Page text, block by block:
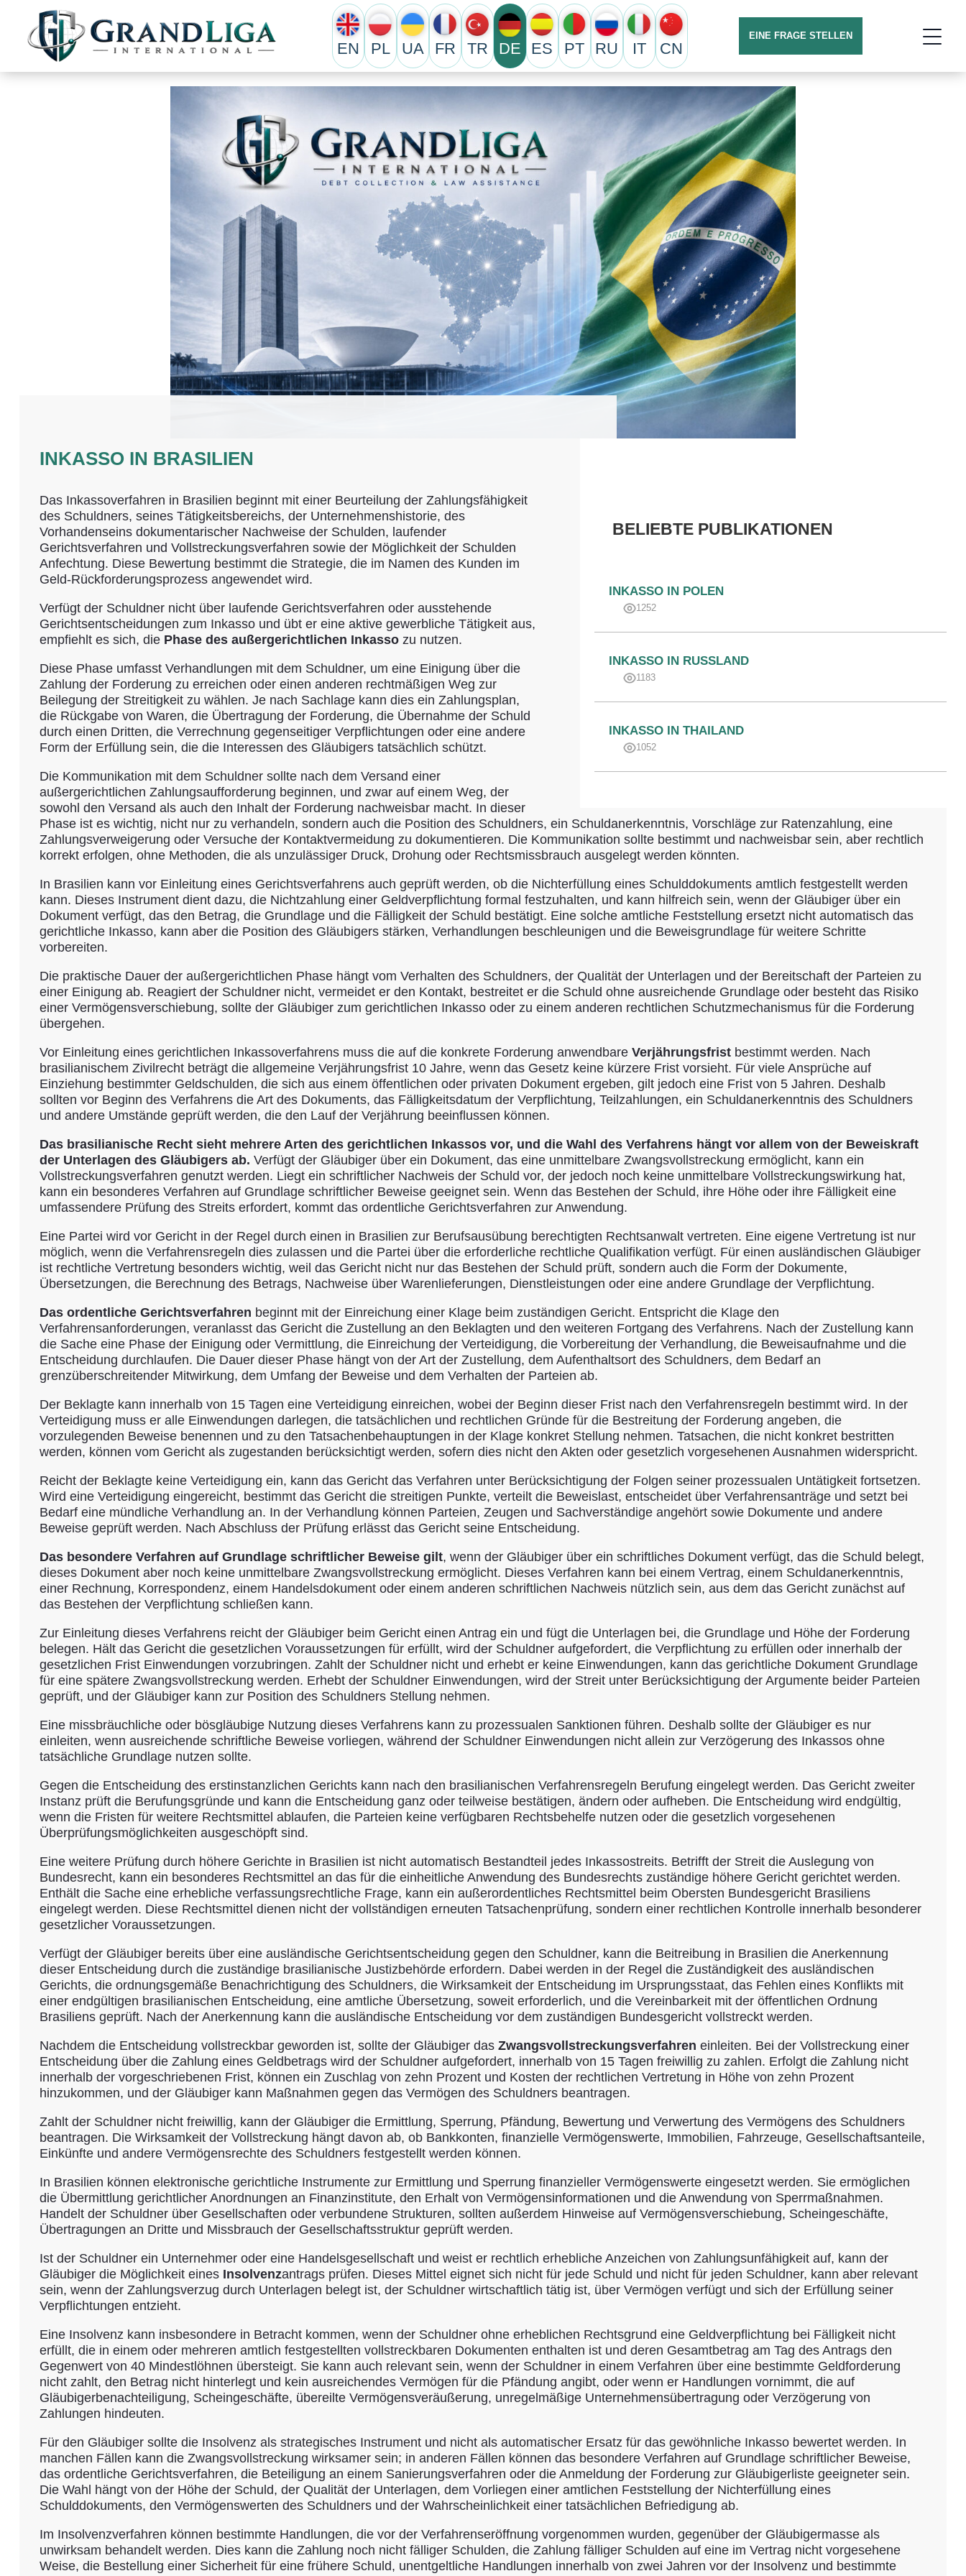
EN PL UA FR TR DE ES PT RU IT CN
EINE FRAGE STELLEN
BELIEBTE PUBLIKATIONEN
INKASSO IN POLEN
1252
INKASSO IN RUSSLAND
1183
INKASSO IN THAILAND
1052
INKASSO IN BRASILIEN
Das Inkassoverfahren in Brasilien beginnt mit einer Beurteilung der Zahlungsfähigkeit
des Schuldners, seines Tätigkeitsbereichs, der Unternehmenshistorie, des
Vorhandenseins dokumentarischer Nachweise der Schulden, laufender
Gerichtsverfahren und Vollstreckungsverfahren sowie der Möglichkeit der Schulden
Anfechtung. Diese Bewertung bestimmt die Strategie, die im Namen des Kunden im
Geld-Rückforderungsprozess angewendet wird.
Verfügt der Schuldner nicht über laufende Gerichtsverfahren oder ausstehende
Gerichtsentscheidungen zum Inkasso und übt er eine aktive gewerbliche Tätigkeit aus,
empfiehlt es sich, die Phase des außergerichtlichen Inkasso zu nutzen.
Diese Phase umfasst Verhandlungen mit dem Schuldner, um eine Einigung über die
Zahlung der Forderung zu erreichen oder einen anderen rechtmäßigen Weg zur
Beilegung der Streitigkeit zu wählen. Je nach Sachlage kann dies ein Zahlungsplan,
die Rückgabe von Waren, die Übertragung der Forderung, die Übernahme der Schuld
durch einen Dritten, die Verrechnung gegenseitiger Verpflichtungen oder eine andere
Form der Erfüllung sein, die die Interessen des Gläubigers tatsächlich schützt.
Die Kommunikation mit dem Schuldner sollte nach dem Versand einer
außergerichtlichen Zahlungsaufforderung beginnen, und zwar auf einem Weg, der
sowohl den Versand als auch den Inhalt der Forderung nachweisbar macht. In dieser
Phase ist es wichtig, nicht nur zu verhandeln, sondern auch die Position des Schuldners, ein Schuldanerkenntnis, Vorschläge zur Ratenzahlung, eine
Zahlungsverweigerung oder Versuche der Kontaktvermeidung zu dokumentieren. Die Kommunikation sollte bestimmt und nachweisbar sein, aber rechtlich
korrekt erfolgen, ohne Methoden, die als unzulässiger Druck, Drohung oder Rechtsmissbrauch ausgelegt werden könnten.
In Brasilien kann vor Einleitung eines Gerichtsverfahrens auch geprüft werden, ob die Nichterfüllung eines Schulddokuments amtlich festgestellt werden
kann. Dieses Instrument dient dazu, die Nichtzahlung einer Geldverpflichtung formal festzuhalten, und kann hilfreich sein, wenn der Gläubiger über ein
Dokument verfügt, das den Betrag, die Grundlage und die Fälligkeit der Schuld bestätigt. Eine solche amtliche Feststellung ersetzt nicht automatisch das
gerichtliche Inkasso, kann aber die Position des Gläubigers stärken, Verhandlungen beschleunigen und die Beweisgrundlage für weitere Schritte
vorbereiten.
Die praktische Dauer der außergerichtlichen Phase hängt vom Verhalten des Schuldners, der Qualität der Unterlagen und der Bereitschaft der Parteien zu
einer Einigung ab. Reagiert der Schuldner nicht, vermeidet er den Kontakt, bestreitet er die Schuld ohne ausreichende Grundlage oder besteht das Risiko
einer Vermögensverschiebung, sollte der Gläubiger zum gerichtlichen Inkasso oder zu einem anderen rechtlichen Schutzmechanismus für die Forderung
übergehen.
Vor Einleitung eines gerichtlichen Inkassoverfahrens muss die auf die konkrete Forderung anwendbareVerjährungsfrist bestimmt werden. Nach
brasilianischem Zivilrecht beträgt die allgemeine Verjährungsfrist 10 Jahre, wenn das Gesetz keine kürzere Frist vorsieht. Für viele Ansprüche auf
Einziehung bestimmter Geldschulden, die sich aus einem öffentlichen oder privaten Dokument ergeben, gilt jedoch eine Frist von 5 Jahren. Deshalb
sollten vor Beginn des Verfahrens die Art des Dokuments, das Fälligkeitsdatum der Verpflichtung, Teilzahlungen, ein Schuldanerkenntnis des Schuldners
und andere Umstände geprüft werden, die den Lauf der Verjährung beeinflussen können.
Das brasilianische Recht sieht mehrere Arten des gerichtlichen Inkassos vor, und die Wahl des Verfahrens hängt vor allem von der Beweiskraft
der Unterlagen des Gläubigers ab. Verfügt der Gläubiger über ein Dokument, das eine unmittelbare Zwangsvollstreckung ermöglicht, kann ein
Vollstreckungsverfahren genutzt werden. Liegt ein schriftlicher Nachweis der Schuld vor, der jedoch noch keine unmittelbare Vollstreckungswirkung hat,
kann ein besonderes Verfahren auf Grundlage schriftlicher Beweise geeignet sein. Wenn das Bestehen der Schuld, ihre Höhe oder ihre Fälligkeit eine
umfassendere Prüfung des Streits erfordert, kommt das ordentliche Gerichtsverfahren zur Anwendung.
Eine Partei wird vor Gericht in der Regel durch einen in Brasilien zur Berufsausübung berechtigten Rechtsanwalt vertreten. Eine eigene Vertretung ist nur
möglich, wenn die Verfahrensregeln dies zulassen und die Partei über die erforderliche rechtliche Qualifikation verfügt. Für einen ausländischen Gläubiger
ist rechtliche Vertretung besonders wichtig, weil das Gericht nicht nur das Bestehen der Schuld prüft, sondern auch die Form der Dokumente,
Übersetzungen, die Berechnung des Betrags, Nachweise über Warenlieferungen, Dienstleistungen oder eine andere Grundlage der Verpflichtung.
Das ordentliche Gerichtsverfahren beginnt mit der Einreichung einer Klage beim zuständigen Gericht. Entspricht die Klage den
Verfahrensanforderungen, veranlasst das Gericht die Zustellung an den Beklagten und den weiteren Fortgang des Verfahrens. Nach der Zustellung kann
die Sache eine Phase der Einigung oder Vermittlung, die Einreichung der Verteidigung, die Vorbereitung der Verhandlung, die Beweisaufnahme und die
Entscheidung durchlaufen. Die Dauer dieser Phase hängt von der Art der Zustellung, dem Aufenthaltsort des Schuldners, dem Bedarf an
grenzüberschreitender Mitwirkung, dem Umfang der Beweise und dem Verhalten der Parteien ab.
Der Beklagte kann innerhalb von 15 Tagen eine Verteidigung einreichen, wobei der Beginn dieser Frist nach den Verfahrensregeln bestimmt wird. In der
Verteidigung muss er alle Einwendungen darlegen, die tatsächlichen und rechtlichen Gründe für die Bestreitung der Forderung angeben, die
vorzulegenden Beweise benennen und zu den Tatsachenbehauptungen in der Klage konkret Stellung nehmen. Tatsachen, die nicht konkret bestritten
werden, können vom Gericht als zugestanden berücksichtigt werden, sofern dies nicht den Akten oder gesetzlich vorgesehenen Ausnahmen widerspricht.
Reicht der Beklagte keine Verteidigung ein, kann das Gericht das Verfahren unter Berücksichtigung der Folgen seiner prozessualen Untätigkeit fortsetzen.
Wird eine Verteidigung eingereicht, bestimmt das Gericht die streitigen Punkte, verteilt die Beweislast, entscheidet über Verfahrensanträge und setzt bei
Bedarf eine mündliche Verhandlung an. In der Verhandlung können Parteien, Zeugen und Sachverständige angehört sowie Dokumente und andere
Beweise geprüft werden. Nach Abschluss der Prüfung erlässt das Gericht seine Entscheidung.
Das besondere Verfahren auf Grundlage schriftlicher Beweise gilt, wenn der Gläubiger über ein schriftliches Dokument verfügt, das die Schuld belegt,
dieses Dokument aber noch keine unmittelbare Zwangsvollstreckung ermöglicht. Dieses Verfahren kann bei einem Vertrag, einem Schuldanerkenntnis,
einer Rechnung, Korrespondenz, einem Handelsdokument oder einem anderen schriftlichen Nachweis nützlich sein, aus dem das Gericht zunächst auf
das Bestehen der Verpflichtung schließen kann.
Zur Einleitung dieses Verfahrens reicht der Gläubiger beim Gericht einen Antrag ein und fügt die Unterlagen bei, die Grundlage und Höhe der Forderung
belegen. Hält das Gericht die gesetzlichen Voraussetzungen für erfüllt, wird der Schuldner aufgefordert, die Verpflichtung zu erfüllen oder innerhalb der
gesetzlichen Frist Einwendungen vorzubringen. Zahlt der Schuldner nicht und erhebt er keine Einwendungen, kann das gerichtliche Dokument Grundlage
für eine spätere Zwangsvollstreckung werden. Erhebt der Schuldner Einwendungen, wird der Streit unter Berücksichtigung der Argumente beider Parteien
geprüft, und der Gläubiger kann zur Position des Schuldners Stellung nehmen.
Eine missbräuchliche oder bösgläubige Nutzung dieses Verfahrens kann zu prozessualen Sanktionen führen. Deshalb sollte der Gläubiger es nur
einleiten, wenn ausreichende schriftliche Beweise vorliegen, während der Schuldner Einwendungen nicht allein zur Verzögerung des Inkassos ohne
tatsächliche Grundlage nutzen sollte.
Gegen die Entscheidung des erstinstanzlichen Gerichts kann nach den brasilianischen Verfahrensregeln Berufung eingelegt werden. Das Gericht zweiter
Instanz prüft die Berufungsgründe und kann die Entscheidung ganz oder teilweise bestätigen, ändern oder aufheben. Die Entscheidung wird endgültig,
wenn die Fristen für weitere Rechtsmittel ablaufen, die Parteien keine verfügbaren Rechtsbehelfe nutzen oder die gesetzlich vorgesehenen
Überprüfungsmöglichkeiten ausgeschöpft sind.
Eine weitere Prüfung durch höhere Gerichte in Brasilien ist nicht automatisch Bestandteil jedes Inkassostreits. Betrifft der Streit die Auslegung von
Bundesrecht, kann ein besonderes Rechtsmittel an das für die einheitliche Anwendung des Bundesrechts zuständige höhere Gericht gerichtet werden.
Enthält die Sache eine erhebliche verfassungsrechtliche Frage, kann ein außerordentliches Rechtsmittel beim Obersten Bundesgericht Brasiliens
eingelegt werden. Diese Rechtsmittel dienen nicht der vollständigen erneuten Tatsachenprüfung, sondern einer rechtlichen Kontrolle innerhalb besonderer
gesetzlicher Voraussetzungen.
Verfügt der Gläubiger bereits über eine ausländische Gerichtsentscheidung gegen den Schuldner, kann die Beitreibung in Brasilien die Anerkennung
dieser Entscheidung durch die zuständige brasilianische Justizbehörde erfordern. Dabei werden in der Regel die Zuständigkeit des ausländischen
Gerichts, die ordnungsgemäße Benachrichtigung des Schuldners, die Wirksamkeit der Entscheidung im Ursprungsstaat, das Fehlen eines Konflikts mit
einer endgültigen brasilianischen Entscheidung, eine amtliche Übersetzung, soweit erforderlich, und die Vereinbarkeit mit der öffentlichen Ordnung
Brasiliens geprüft. Nach der Anerkennung kann die ausländische Entscheidung vor dem zuständigen Bundesgericht vollstreckt werden.
Nachdem die Entscheidung vollstreckbar geworden ist, sollte der Gläubiger dasZwangsvollstreckungsverfahren einleiten. Bei der Vollstreckung einer
Entscheidung über die Zahlung eines Geldbetrags wird der Schuldner aufgefordert, innerhalb von 15 Tagen freiwillig zu zahlen. Erfolgt die Zahlung nicht
innerhalb der vorgeschriebenen Frist, können ein Zuschlag von zehn Prozent und Kosten der rechtlichen Vertretung in Höhe von zehn Prozent
hinzukommen, und der Gläubiger kann Maßnahmen gegen das Vermögen des Schuldners beantragen.
Zahlt der Schuldner nicht freiwillig, kann der Gläubiger die Ermittlung, Sperrung, Pfändung, Bewertung und Verwertung des Vermögens des Schuldners
beantragen. Die Wirksamkeit der Vollstreckung hängt davon ab, ob Bankkonten, finanzielle Vermögenswerte, Immobilien, Fahrzeuge, Gesellschaftsanteile,
Einkünfte und andere Vermögensrechte des Schuldners festgestellt werden können.
In Brasilien können elektronische gerichtliche Instrumente zur Ermittlung und Sperrung finanzieller Vermögenswerte eingesetzt werden. Sie ermöglichen
die Übermittlung gerichtlicher Anordnungen an Finanzinstitute, den Erhalt von Vermögensinformationen und die Anwendung von Sperrmaßnahmen.
Handelt der Schuldner über Gesellschaften oder verbundene Strukturen, sollten außerdem Hinweise auf Vermögensverschiebung, Scheingeschäfte,
Übertragungen an Dritte und Missbrauch der Gesellschaftsstruktur geprüft werden.
Ist der Schuldner ein Unternehmer oder eine Handelsgesellschaft und weist er rechtlich erhebliche Anzeichen von Zahlungsunfähigkeit auf, kann der
Gläubiger die Möglichkeit eines Insolvenzantrags prüfen. Dieses Mittel eignet sich nicht für jede Schuld und nicht für jeden Schuldner, kann aber relevant
sein, wenn der Zahlungsverzug durch Unterlagen belegt ist, der Schuldner wirtschaftlich tätig ist, über Vermögen verfügt und sich der Erfüllung seiner
Verpflichtungen entzieht.
Eine Insolvenz kann insbesondere in Betracht kommen, wenn der Schuldner ohne erheblichen Rechtsgrund eine Geldverpflichtung bei Fälligkeit nicht
erfüllt, die in einem oder mehreren amtlich festgestellten vollstreckbaren Dokumenten enthalten ist und deren Gesamtbetrag am Tag des Antrags den
Gegenwert von 40 Mindestlöhnen übersteigt. Sie kann auch relevant sein, wenn der Schuldner in einem Verfahren über eine bestimmte Geldforderung
nicht zahlt, den Betrag nicht hinterlegt und kein ausreichendes Vermögen für die Pfändung angibt, oder wenn er Handlungen vornimmt, die auf
Gläubigerbenachteiligung, Scheingeschäfte, übereilte Vermögensveräußerung, unregelmäßige Unternehmensübertragung oder Verzögerung von
Zahlungen hindeuten.
Für den Gläubiger sollte die Insolvenz als strategisches Instrument und nicht als automatischer Ersatz für das gewöhnliche Inkasso bewertet werden. In
manchen Fällen kann die Zwangsvollstreckung wirksamer sein; in anderen Fällen können das besondere Verfahren auf Grundlage schriftlicher Beweise,
das ordentliche Gerichtsverfahren, die Beteiligung an einem Sanierungsverfahren oder die Anmeldung der Forderung zur Gläubigerliste geeigneter sein.
Die Wahl hängt von der Höhe der Schuld, der Qualität der Unterlagen, dem Vorliegen einer amtlichen Feststellung der Nichterfüllung eines
Schulddokuments, den Vermögenswerten des Schuldners und der Wahrscheinlichkeit einer tatsächlichen Befriedigung ab.
Im Insolvenzverfahren können bestimmte Handlungen, die vor der Verfahrenseröffnung vorgenommen wurden, gegenüber der Gläubigermasse als
unwirksam behandelt werden. Dies kann die Zahlung noch nicht fälliger Schulden, die Zahlung fälliger Schulden auf eine im Vertrag nicht vorgesehene
Weise, die Bestellung einer Sicherheit für eine frühere Schuld, unentgeltliche Handlungen innerhalb von zwei Jahren vor der Insolvenz und bestimmte